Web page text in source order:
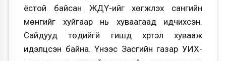
ёстой байсан ЖДҮ-ийг хөгжүүлэх сангийн
мөнгийг хуйгаар нь хуваагаад идчихсэн.
Сайдууд төдийгүй гишүүд хүртэл хувааж
идэлцсэн байна. Үүнээс Засгийн газар УИХ-